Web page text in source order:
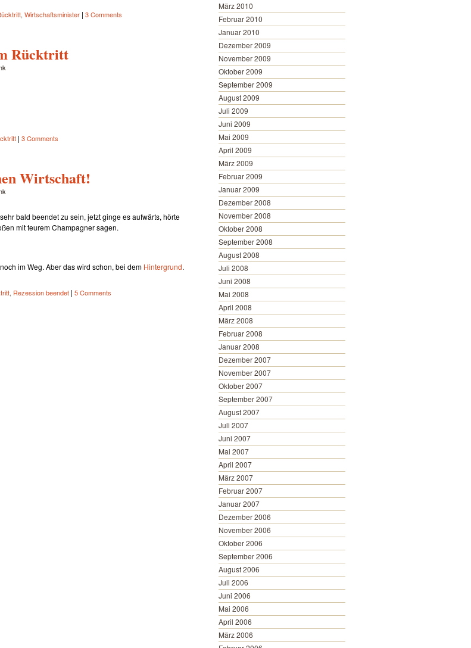
, Wirtschaftsminister | 3 Comments
Rücktritt
| 3 Comments
Wirtschaft!
bald beendet zu sein, jetzt ginge es aufwärts, hörte
mit teurem Champagner sagen.
im Weg. Aber das wird schon, bei dem Hintergrund.
, Rezession beendet | 5 Comments
März 2010
Februar 2010
Januar 2010
Dezember 2009
November 2009
Oktober 2009
September 2009
August 2009
Juli 2009
Juni 2009
Mai 2009
April 2009
März 2009
Februar 2009
Januar 2009
Dezember 2008
November 2008
Oktober 2008
September 2008
August 2008
Juli 2008
Juni 2008
Mai 2008
April 2008
März 2008
Februar 2008
Januar 2008
Dezember 2007
November 2007
Oktober 2007
September 2007
August 2007
Juli 2007
Juni 2007
Mai 2007
April 2007
März 2007
Februar 2007
Januar 2007
Dezember 2006
November 2006
Oktober 2006
September 2006
August 2006
Juli 2006
Juni 2006
Mai 2006
April 2006
März 2006